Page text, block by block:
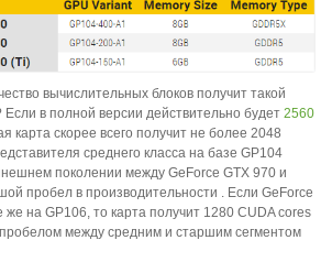
вычислительных блоков получит такой
в полной версии действительно будет 2560
карта скорее всего получит не более 2048
среднего класса на базе GP104
поколении между GeForce GTX 970 и
пробел в производительности . Если GeForce
же на GP106, то карта получит 1280 CUDA cores
между средним и старшим сегментом